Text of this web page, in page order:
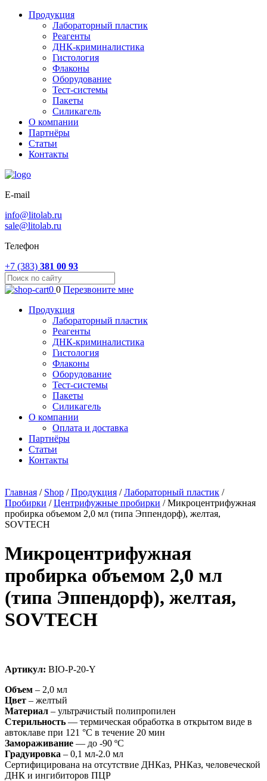
Продукция
Лабораторный пластик
Реагенты
ДНК-криминалистика
Гистология
Флаконы
Оборудование
Тест-системы
Пакеты
Силикагель
О компании
Партнёры
Статьи
Контакты
E-mail
info@litolab.ru
sale@litolab.ru
Телефон
+7 (383) 381 00 93
0 0 Перезвоните мне
Продукция
Лабораторный пластик
Реагенты
ДНК-криминалистика
Гистология
Флаконы
Оборудование
Тест-системы
Пакеты
Силикагель
О компании
Оплата и доставка
Партнёры
Статьи
Контакты
Главная / Shop /Продукция /Лабораторный пластик /
Пробирки /Центрифужные пробирки /Микроцентрифужная
пробирка объемом 2,0 мл (типа Эппендорф), желтая,
SOVTECH
Микроцентрифужная
пробирка объемом 2,0 мл
(типа Эппендорф), желтая,
SOVTECH
Артикул: BIO-P-20-Y
Объем – 2,0 мл
Цвет – желтый
Материал – ультрачистый полипропилен
Стерильность — термическая обработка в открытом виде в
автоклаве при 121 °C в течение 20 мин
Замораживание — до -90 ºC
Градуировка – 0,1 мл-2.0 мл
Сертифицирована на отсутствие ДНКаз, РНКаз, человеческой
ДНК и ингибиторов ПЦР